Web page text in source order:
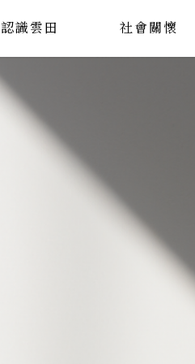
認識雲田 社會關懷